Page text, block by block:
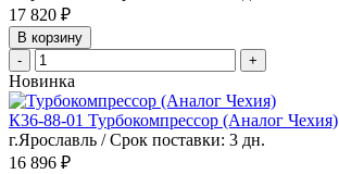
17 820 ₽
В корзину
-
+
Новинка
К36-88-01 Турбокомпрессор (Аналог Чехия)
г.Ярославль / Срок поставки: 3 дн.
16 896 ₽